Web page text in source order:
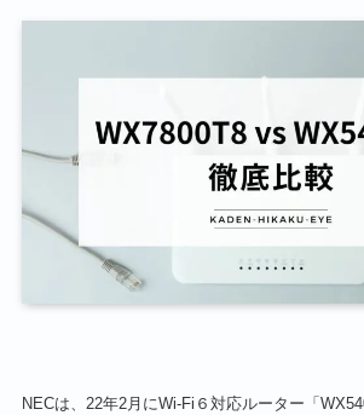
NECは、22年2月にWi-Fi６対応ルーター「